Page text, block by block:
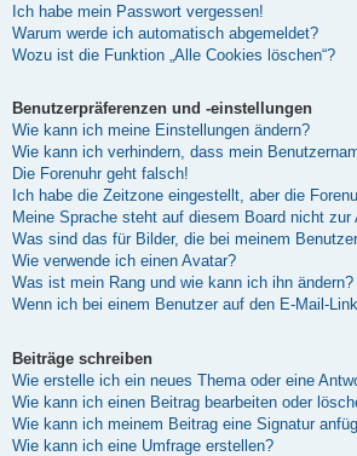
Ich habe mein Passwort vergessen!
Warum werde ich automatisch abgemeldet?
Wozu ist die Funktion „Alle Cookies löschen“?
Benutzerpräferenzen und -einstellungen
Wie kann ich meine Einstellungen ändern?
Wie kann ich verhindern, dass mein
Die Forenuhr geht falsch!
Ich habe die Zeitzone eingestellt, aber die
Meine Sprache steht auf diesem Board nicht zur
Was sind das für Bilder, die bei meinem
Wie verwende ich einen Avatar?
Was ist mein Rang und wie kann ich ihn ändern?
Wenn ich bei einem Benutzer auf den E-Mail-
Beiträge schreiben
Wie erstelle ich ein neues Thema oder eine
Wie kann ich einen Beitrag bearbeiten oder
Wie kann ich meinem Beitrag eine Signatur
Wie kann ich eine Umfrage erstellen?